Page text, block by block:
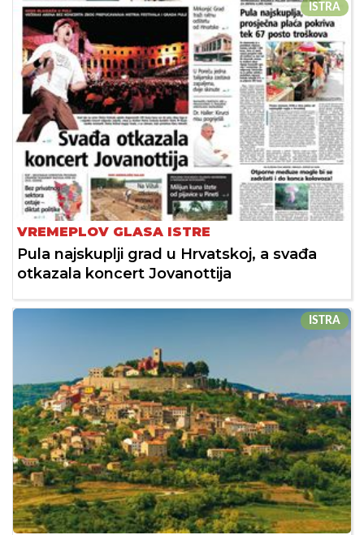
ISTRA
VREMEPLOV GLASA ISTRE
Pula najskuplji grad u Hrvatskoj, a svađa
otkazala koncert Jovanottija
ISTRA